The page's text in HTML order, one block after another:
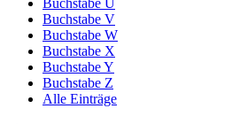
Buchstabe V
Buchstabe W
Buchstabe X
Buchstabe Y
Buchstabe Z
Alle Einträge